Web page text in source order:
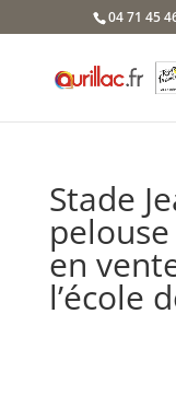
04 71 45
Stade
en
l’école